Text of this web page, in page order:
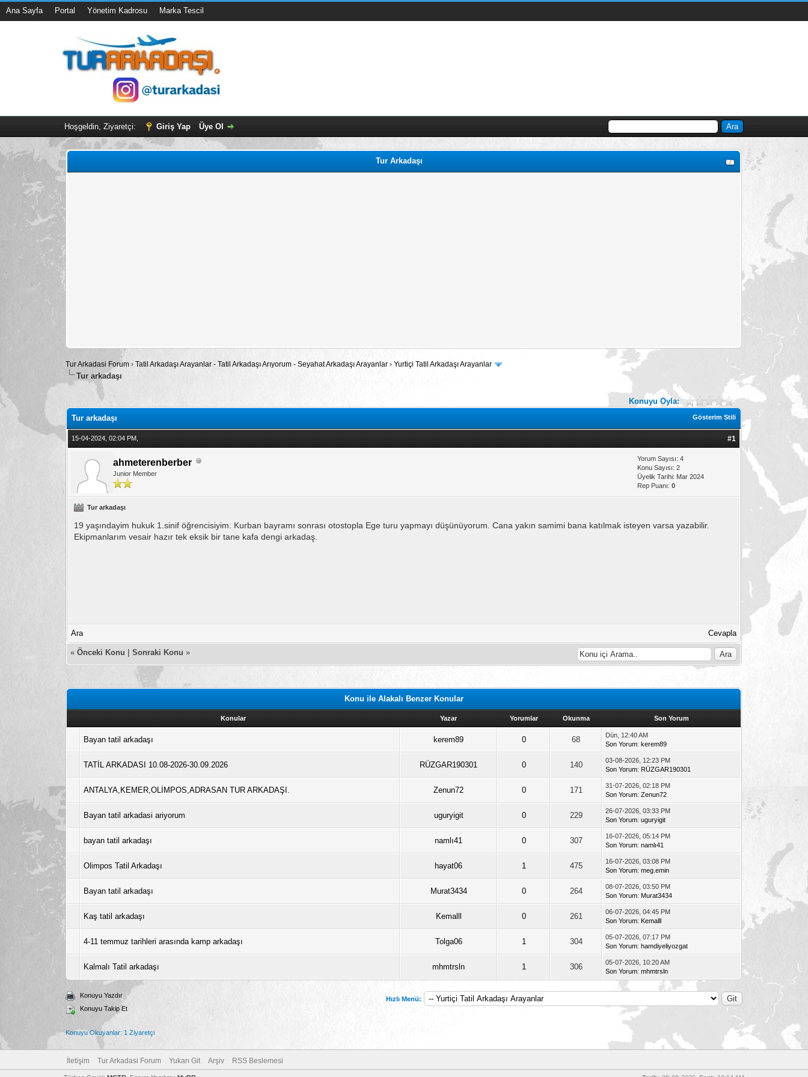
Ana Sayfa Portal Yönetim Kadrosu Marka Tescil
Hoşgeldin, Ziyaretçi: Giriş Yap Üye Ol
Tur Arkadaşı
Tur Arkadasi Forum ›Tatil Arkadaşı Arayanlar - Tatil Arkadaşı Arıyorum - Seyahat Arkadaşı Arayanlar›Yurtiçi Tatil Arkadaşı Arayanlar
Tur arkadaşı
Konuyu Oyla:
Toplam: 0 Oy - Ortalama: 0
Gösterim Stili
Tur arkadaşı
15-04-2024, 02:04 PM, #1
ahmeterenberber
Junior Member
Yorum Sayısı: 4
Konu Sayısı: 2
Üyelik Tarihi: Mar 2024
Rep Puanı:0
Tur arkadaşı
19 yaşındayim hukuk 1.sinif öğrencisiyim. Kurban bayramı sonrası otostopla Ege turu yapmayı düşünüyorum. Cana yakın samimi bana katılmak isteyen varsa yazabilir.
Ekipmanlarım vesair hazır tek eksik bir tane kafa dengi arkadaş.
Ara Cevapla
«Önceki Konu |Sonraki Konu »
Konu ile Alakalı Benzer Konular
Konular Yazar Yorumlar Okunma Son Yorum
Bayan tatil arkadaşı kerem89 0 68
Dün, 12:40 AM
Son Yorum:kerem89
TATİL ARKADASI 10.08-2026-30.09.2026 RÜZGAR190301 0 140
03-08-2026, 12:23 PM
Son Yorum: RÜZGAR190301
ANTALYA,KEMER,OLİMPOS,ADRASAN TUR ARKADAŞI. Zenun72 0 171
31-07-2026, 02:18 PM
Son Yorum:Zenun72
Bayan tatil arkadasi ariyorum uguryigit 0 229
26-07-2026, 03:33 PM
Son Yorum:uguryigit
bayan tatil arkadaşı namlı41 0 307
16-07-2026, 05:14 PM
Son Yorum:namlı41
Olimpos Tatil Arkadaşı hayat06 1 475
16-07-2026, 03:08 PM
Son Yorum:meg.emin
Bayan tatil arkadaşı Murat3434 0 264
08-07-2026, 03:50 PM
Son Yorum: Murat3434
Kaş tatil arkadaşı Kemalll 0 261
06-07-2026, 04:45 PM
Son Yorum: Kemalll
4-11 temmuz tarihleri arasında kamp arkadaşı Tolga06 1 304
05-07-2026, 07:17 PM
Son Yorum:hamdiyeliyozgat
Kalmalı Tatil arkadaşı mhmtrsln 1 306
05-07-2026, 10:20 AM
Son Yorum:mhmtrsln
Konuyu Yazdır
Konuyu Takip Et
Hızlı Menü:
Konuyu Okuyanlar: 1 Ziyaretçi
İletişim Tur Arkadasi Forum Yukarı Git Arşiv RSS Beslemesi